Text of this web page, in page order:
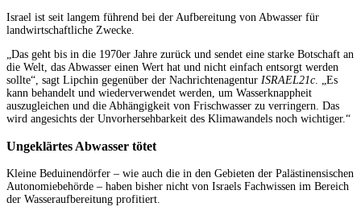
Israel ist seit langem führend bei der Aufbereitung von Abwasser für
landwirtschaftliche Zwecke.
„Das geht bis in die 1970er Jahre zurück und sendet eine starke Botschaft an
die Welt, das Abwasser einen Wert hat und nicht einfach entsorgt werden
sollte“, sagt Lipchin gegenüber der Nachrichtenagentur ISRAEL21c . „Es
kann behandelt und wiederverwendet werden, um Wasserknappheit
auszugleichen und die Abhängigkeit von Frischwasser zu verringern. Das
wird angesichts der Unvorhersehbarkeit des Klimawandels noch wichtiger.“
Ungeklärtes Abwasser tötet
Kleine Beduinendörfer – wie auch die in den Gebieten der Palästinensischen
Autonomiebehörde – haben bisher nicht von Israels Fachwissen im Bereich
der Wasseraufbereitung profitiert.